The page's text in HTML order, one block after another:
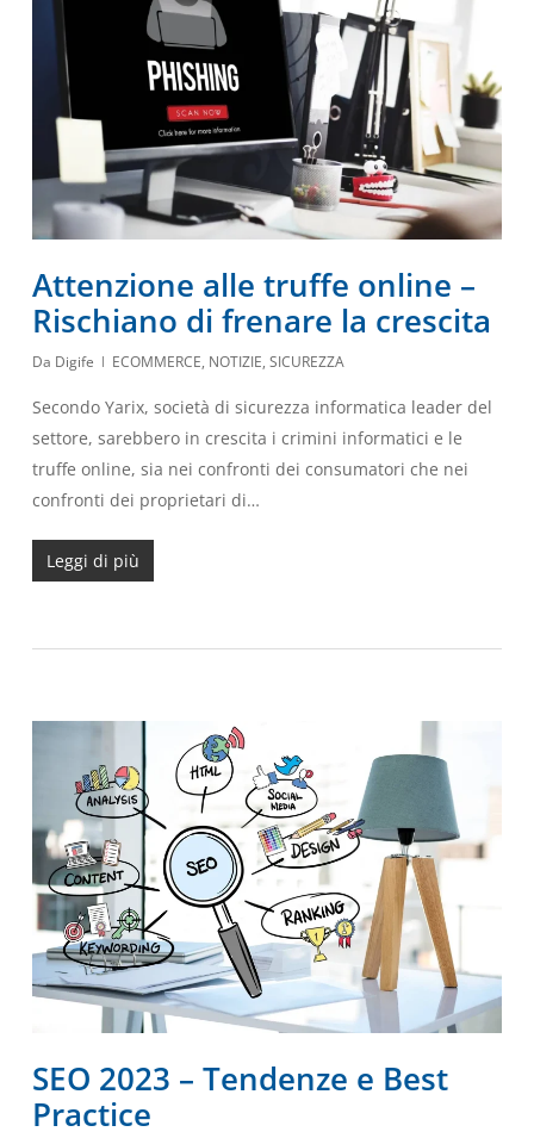
Attenzione alle truffe online –
Rischiano di frenare la crescita
Da Digife ECOMMERCE, NOTIZIE, SICUREZZA
Secondo Yarix, società di sicurezza informatica leader del
settore, sarebbero in crescita i crimini informatici e le
truffe online, sia nei confronti dei consumatori che nei
confronti dei proprietari di…
Leggi di più
SEO 2023 – Tendenze e Best
Practice